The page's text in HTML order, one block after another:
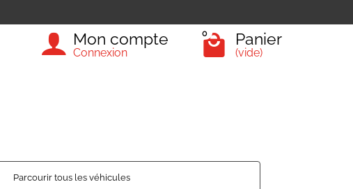
Mon compte
Connexion
0 Panier
(vide)
Parcourir tous les véhicules